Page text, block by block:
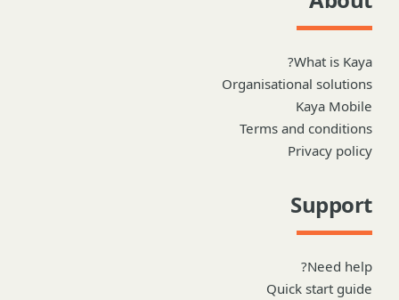
What is Kaya?
Organisational solutions
Kaya Mobile
Terms and conditions
Privacy policy
Support
Need help?
Quick start guide